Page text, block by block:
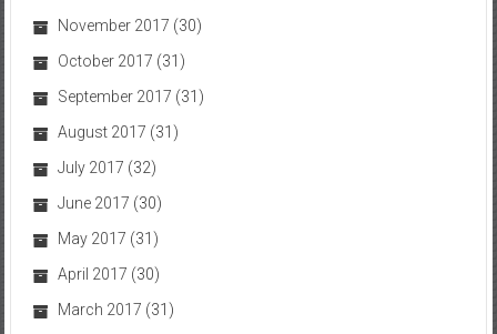
November 2017 (30)
October 2017 (31)
September 2017 (31)
August 2017 (31)
July 2017 (32)
June 2017 (30)
May 2017 (31)
April 2017 (30)
March 2017 (31)